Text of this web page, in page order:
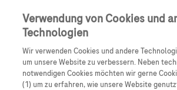
Skip to main content
Produkte
Es tut uns leid, aber es gibt keine Ergebnisse
Verwendung von Cookies und
Technologien
Wir verwenden Cookies und andere
um unsere Website zu verbessern. Neben
notwendigen Cookies möchten wir gerne
(1) um zu erfahren, wie unsere Website